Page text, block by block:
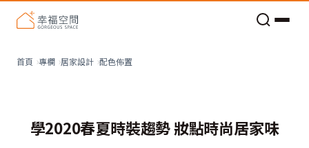
首頁 專欄 居家設計 配色佈置
學2020春夏時裝趨勢 妝點時尚居家味